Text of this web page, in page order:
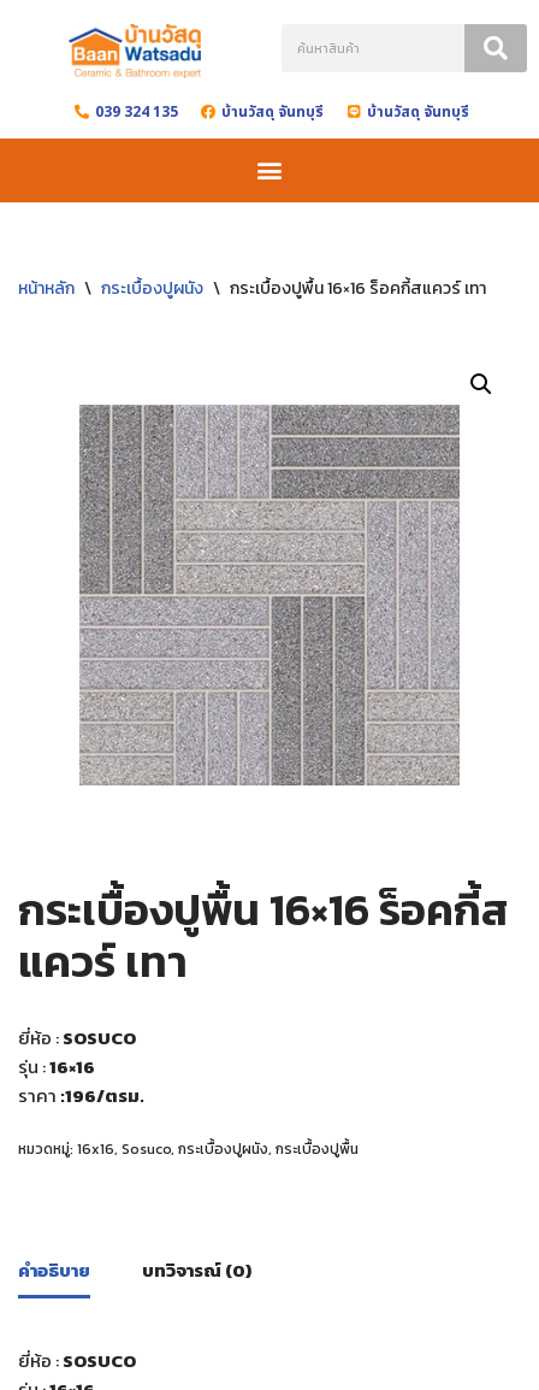
content 039 324 135 บ้านวัสดุ จันทบุรี บ้านวัสดุ จันทบุรี
หน้าหลัก \ กระเบื้องปูผนัง \ กระเบื้องปูพื้น 16×16 ร็อคกี้สแควร์ เทา
กระเบื้องปูพื้น 16×16 ร็อคกี้ส
แควร์ เทา
ยี่ห้อ :SOSUCO
รุ่น :16×16
ราคา :196/ตรม.
หมวดหมู่: 16x16, Sosuco, กระเบื้องปูผนัง, กระเบื้องปูพื้น
คำอธิบาย บทวิจารณ์ (0)
ยี่ห้อ :SOSUCO